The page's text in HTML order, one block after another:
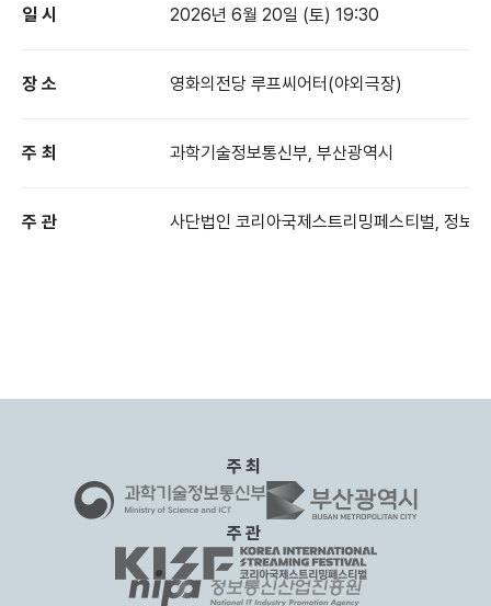
일 시 2026년 6월 20일 (토) 19:30
장 소 영화의전당 루프씨어터(야외극장)
주 최 과학기술정보통신부, 부산광역시
주 관 사단법인 코리아국제스트리밍페스티벌, 정보
주최
주관